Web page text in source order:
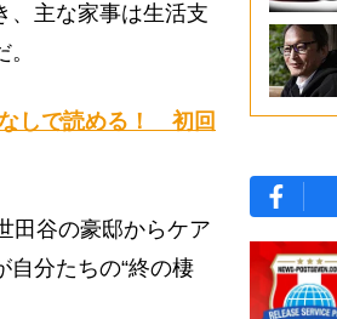
、主な家事は生活支
しで読める！ 初回
田谷の豪邸からケア
自分たちの“終の棲